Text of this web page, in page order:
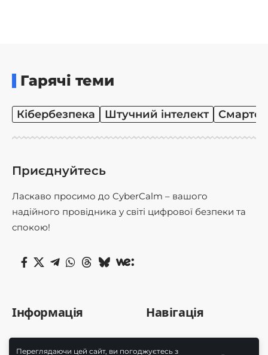
Переглядаючи цей сайт, ви погоджуєтесь з
Гарячі теми
Кібербезпека Штучний інтелект
Приєднуйтесь
Ласкаво просимо до CyberCalm – вашого
надійного провідника у світі цифрової безпеки та
спокою!
Інформація Навігація